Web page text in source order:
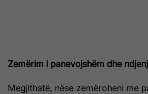
Zemërim i panevojshëm dhe
Megjithatë, nëse zemëroheni me